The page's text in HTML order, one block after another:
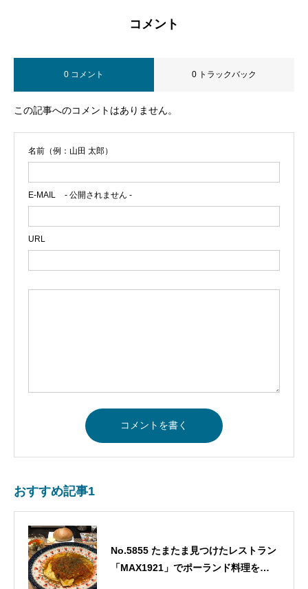
コメント
0 コメント 0 トラックバック
この記事へのコメントはありません。
名前（例：山田 太郎）
E-MAIL - 公開されません -
URL
おすすめ記事1
No.5855 たまたま見つけたレストラン
「MAX1921」でポーランド料理を食